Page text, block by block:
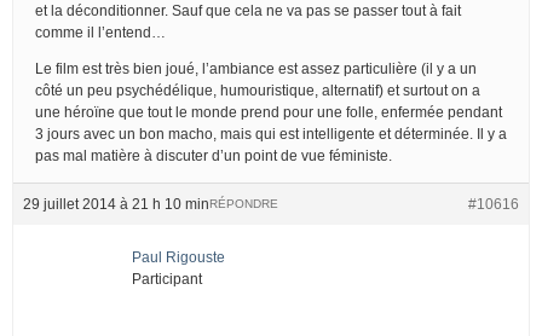
et la déconditionner. Sauf que cela ne va pas se passer tout à fait
comme il l’entend…
Le film est très bien joué, l’ambiance est assez particulière (il y a un
côté un peu psychédélique, humouristique, alternatif) et surtout on a
une héroïne que tout le monde prend pour une folle, enfermée pendant
3 jours avec un bon macho, mais qui est intelligente et déterminée. Il y a
pas mal matière à discuter d’un point de vue féministe.
29 juillet 2014 à 21 h 10 min #10616
RÉPONDRE
Paul Rigouste
Participant